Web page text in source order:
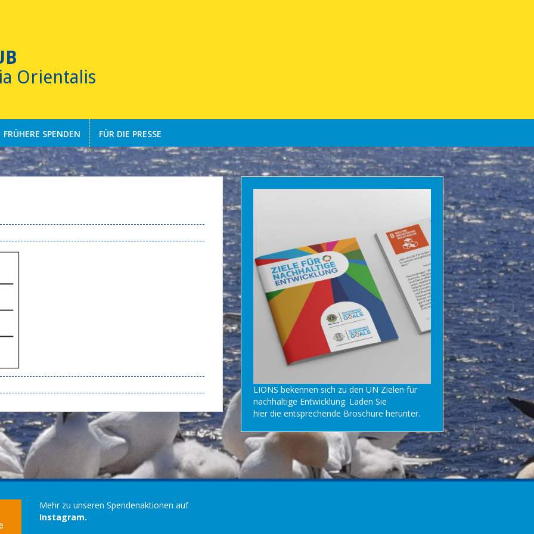
Orientalis
FRÜHERE SPENDEN FÜR DIE PRESSE
LIONS bekennen sich zu den UN Zielen für
nachhaltige Entwicklung. Laden Sie
hierdie entsprechende Broschüre herunter.
Mehr zu unseren Spendenaktionen auf
Instagram.